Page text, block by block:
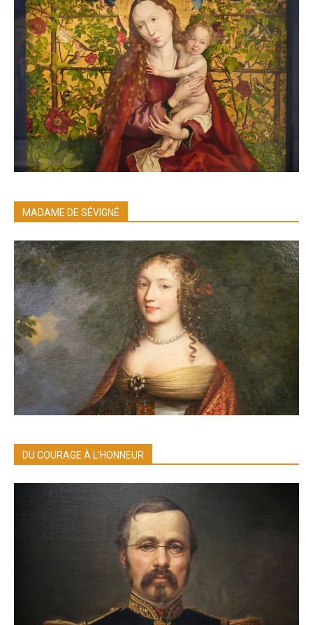
MADAME DE SÉVIGNÉ
DU COURAGE À L’HONNEUR